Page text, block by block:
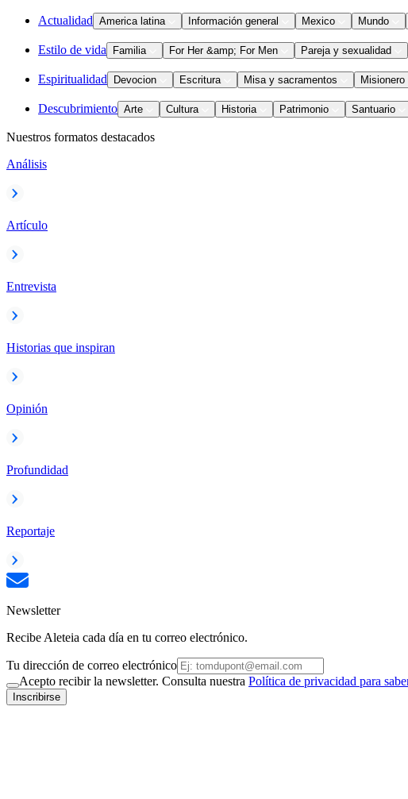
Actualidad America latina Información general Mexico Mundo
Estilo de vida Familia For Her &amp; For Men Pareja y sexualidad
Espiritualidad Devocion Escritura Misa y sacramentos Misionero
Descubrimiento Arte Cultura Historia Patrimonio Santuario
Nuestros formatos destacados
Análisis
Artículo
Entrevista
Historias que inspiran
Opinión
Profundidad
Reportaje
Newsletter
Recibe Aleteia cada día en tu correo electrónico.
Tu dirección de correo electrónico
Acepto recibir la newsletter. Consulta nuestra Política de privacidad para
Inscribirse